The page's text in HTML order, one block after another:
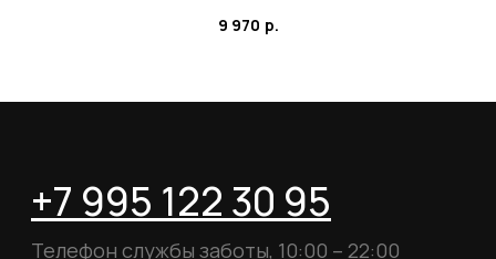
9 970 р.
Политика конфиденциальности
г. Москва, ул. Русаковская, д. 27